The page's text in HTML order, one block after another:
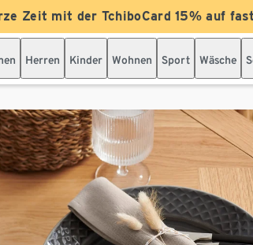
Zeit mit der TchiboCard 15% auf
Herren Kinder Wohnen Sport Wäsche